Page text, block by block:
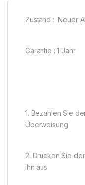
Zustand : Neuer
Garantie : 1 Jahr
1. Bezahlen Sie
Überweisung
2. Drucken Sie
ihn aus